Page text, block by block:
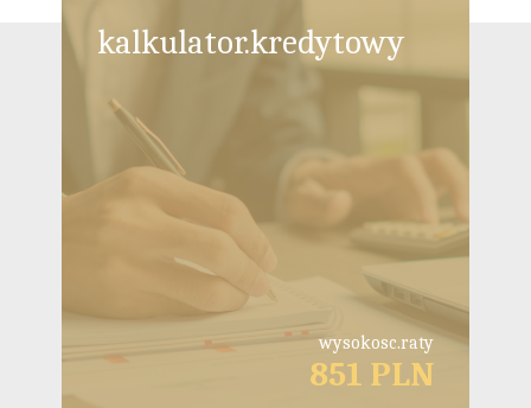
kalkulator.kredytowy
wysokosc.raty
851 PLN